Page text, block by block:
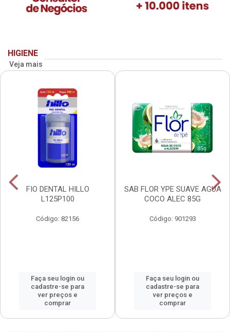
HIGIENE
Veja mais
FIO DENTAL HILLO
L125P100
Código: 82156
Faça seu login ou
cadastre-se para
ver preços e
comprar
SAB FLOR YPE SUAVE AGUA
COCO ALEC 85G
Código: 901293
Faça seu login ou
cadastre-se para
ver preços e
comprar